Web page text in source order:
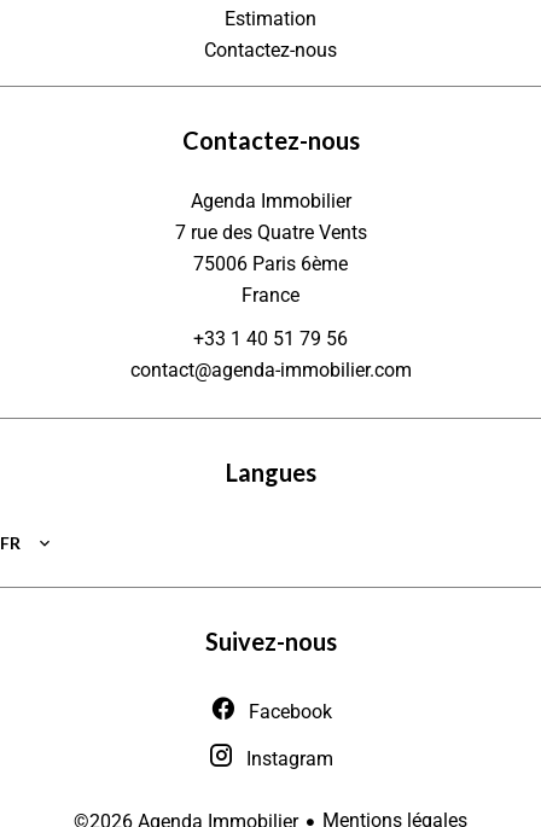
Estimation
Contactez-nous
Contactez-nous
Agenda Immobilier
7 rue des Quatre Vents
75006 Paris 6ème
France
+33 1 40 51 79 56
contact@agenda-immobilier.com
Langues
FR
Suivez-nous
Facebook
Instagram
©2026 Agenda Immobilier Mentions légales